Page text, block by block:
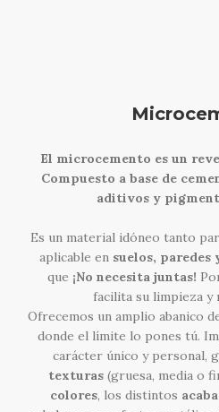
El microcemento es un
Compuesto a base de
aditivos y
Es un material idóneo tanto
aplicable ensuelos, paredes
que ¡No necesita juntas!
facilita su limpieza y
Ofrecemos un amplio abanico
donde el límite lo pones tú.
carácter único y personal,
texturas(gruesa, media o
colores, los distintos